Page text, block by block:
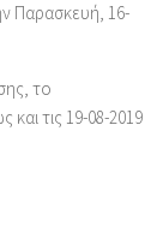
Παρασκευή, 16-
το
τις 19-08-2019